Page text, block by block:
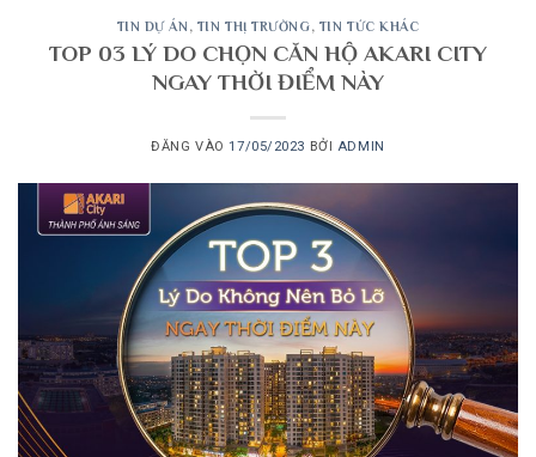
TIN DỰ ÁN , TIN THỊ TRƯỜNG, TIN TỨC KHÁC
TOP 03 LÝ DO CHỌN CĂN HỘ AKARI CITY
NGAY THỜI ĐIỂM NÀY
ĐĂNG VÀO17/05/2023 BỞI ADMIN